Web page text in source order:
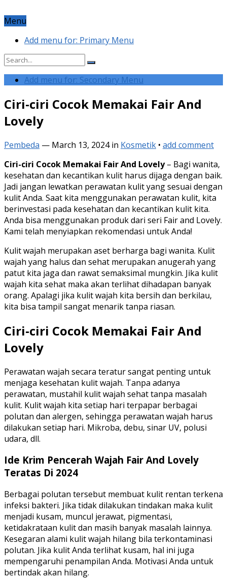
Menu
Add menu for: Primary Menu
Add menu for: Secondary Menu
Ciri-ciri Cocok Memakai Fair And
Lovely
Pembeda — March 13, 2024 in Kosmetik • add comment
Ciri-ciri Cocok Memakai Fair And Lovely– Bagi wanita,
kesehatan dan kecantikan kulit harus dijaga dengan baik.
Jadi jangan lewatkan perawatan kulit yang sesuai dengan
kulit Anda. Saat kita menggunakan perawatan kulit, kita
berinvestasi pada kesehatan dan kecantikan kulit kita.
Anda bisa menggunakan produk dari seri Fair and Lovely.
Kami telah menyiapkan rekomendasi untuk Anda!
Kulit wajah merupakan aset berharga bagi wanita. Kulit
wajah yang halus dan sehat merupakan anugerah yang
patut kita jaga dan rawat semaksimal mungkin. Jika kulit
wajah kita sehat maka akan terlihat dihadapan banyak
orang. Apalagi jika kulit wajah kita bersih dan berkilau,
kita bisa tampil sangat menarik tanpa riasan.
Ciri-ciri Cocok Memakai Fair And
Lovely
Perawatan wajah secara teratur sangat penting untuk
menjaga kesehatan kulit wajah. Tanpa adanya
perawatan, mustahil kulit wajah sehat tanpa masalah
kulit. Kulit wajah kita setiap hari terpapar berbagai
polutan dan alergen, sehingga perawatan wajah harus
dilakukan setiap hari. Mikroba, debu, sinar UV, polusi
udara, dll.
Ide Krim Pencerah Wajah Fair And Lovely
Teratas Di 2024
Berbagai polutan tersebut membuat kulit rentan terkena
infeksi bakteri. Jika tidak dilakukan tindakan maka kulit
menjadi kusam, muncul jerawat, pigmentasi,
ketidakrataan kulit dan masih banyak masalah lainnya.
Kesegaran alami kulit wajah hilang bila terkontaminasi
polutan. Jika kulit Anda terlihat kusam, hal ini juga
mempengaruhi penampilan Anda. Motivasi Anda untuk
bertindak akan hilang.